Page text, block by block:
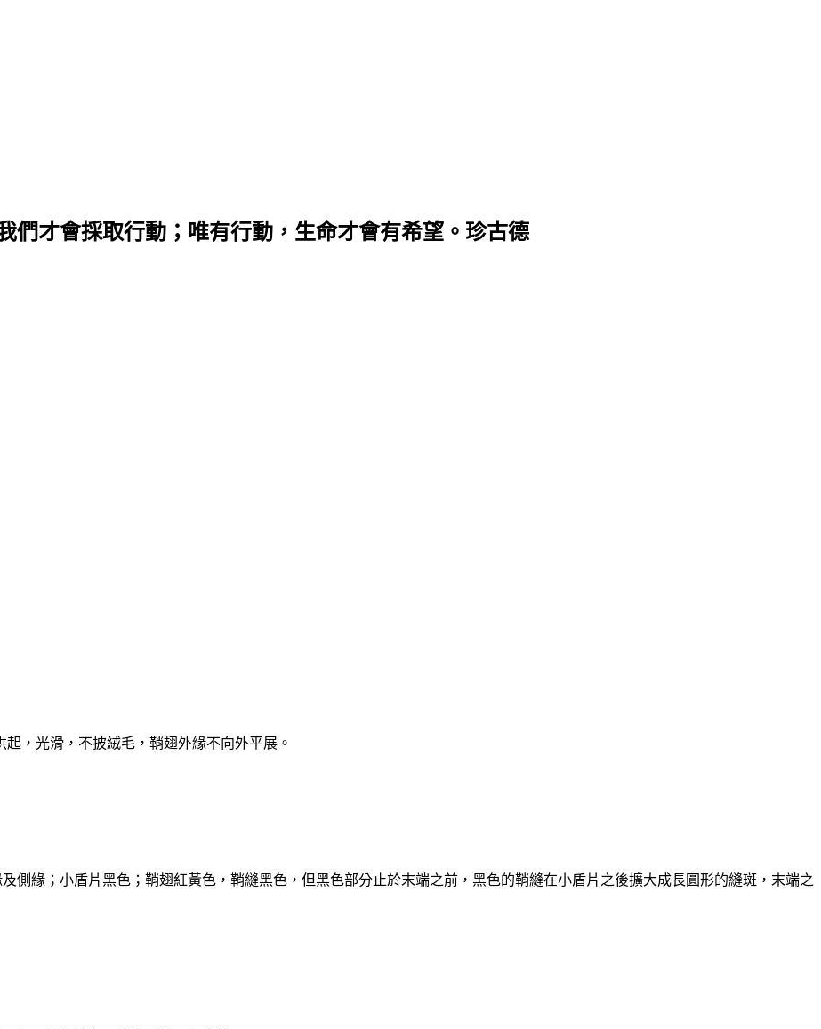
們才會採取行動；唯有行動，生命才會有希望。珍古德
，光滑，不披絨毛，鞘翅外緣不向外平展。
側緣；小盾片黑色；鞘翅紅黃色，鞘縫黑色，但黑色部分止於末端之前，黑色的鞘縫在小盾片之後擴大成長圓形的縫斑，末端之